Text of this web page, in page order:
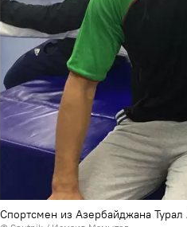
Спортсмен из Азербайджана Турал